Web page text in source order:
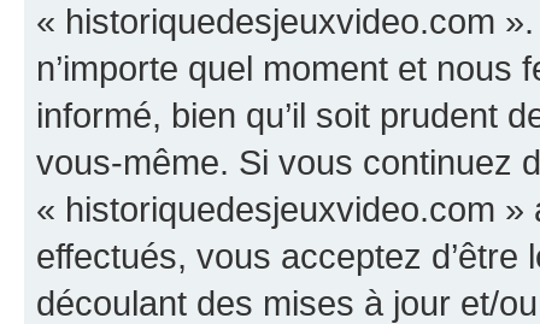
« historiquedesjeuxvideo.com
n’importe quel moment et
informé, bien qu’il soit prudent
vous-même. Si vous continuez
« historiquedesjeuxvideo.com
effectués, vous acceptez
découlant des mises à jour et/